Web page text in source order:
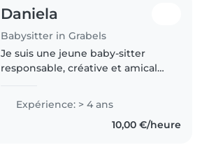
Daniela
Babysitter in Grabels
Je suis une jeune baby-sitter
responsable, créative et amicale
garde d'enfants. J'ai un Bac et je
parle couramment l'anglais,
l'espagnol, le français et..
Expérience: > 4 ans
10,00 €/heure